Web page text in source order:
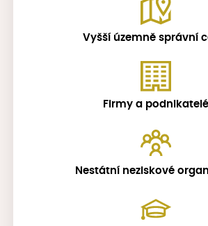
Vyšší územně správní
Firmy a podnikatelé
Nestátní neziskové